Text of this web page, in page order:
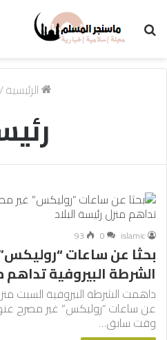
الرئيسية/
islamic
0
93
بحثا عن ساعات
الشرطة البيروفية تداهم
داهمت الشرطة البيروفية السبت
عن ساعات “روليكس” غير مصرح
وقت سابق…